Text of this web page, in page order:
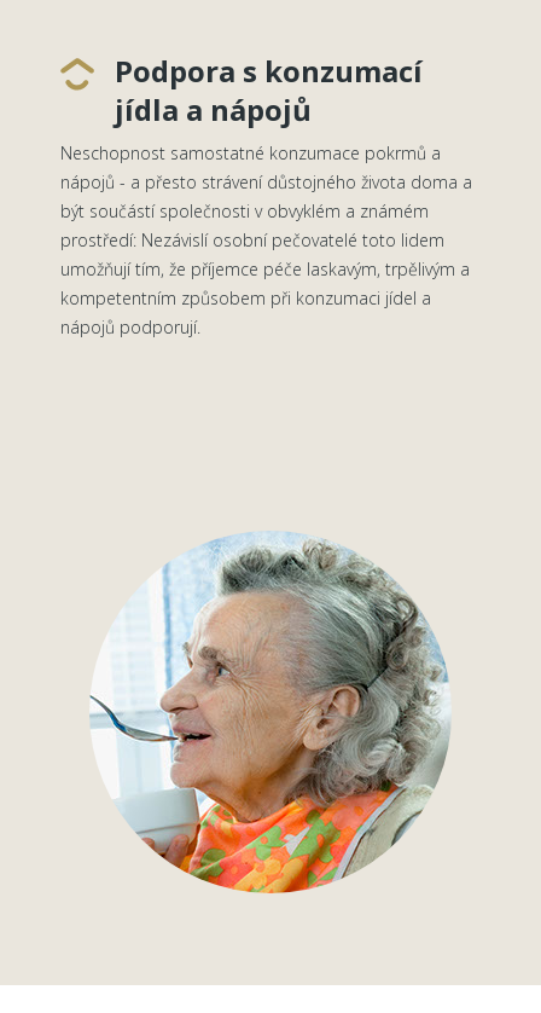
Podpora s konzumací
jídla a nápojů
Neschopnost samostatné konzumace pokrmů a
nápojů - a přesto strávení důstojného života doma a
být součástí společnosti v obvyklém a známém
prostředí: Nezávislí osobní pečovatelé toto lidem
umožňují tím, že příjemce péče laskavým, trpělivým a
kompetentním způsobem při konzumaci jídel a
nápojů podporují.